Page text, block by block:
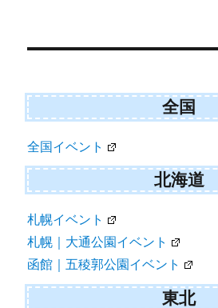
ー
ョ
ン
全国
全国イベント
北海道
札幌イベント
札幌｜大通公園イベント
函館｜五稜郭公園イベント
東北